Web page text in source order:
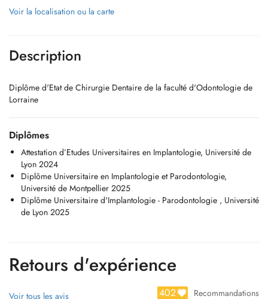
Voir la localisation ou la carte
Description
Diplôme d'Etat de Chirurgie Dentaire de la faculté d'Odontologie de
Lorraine
Diplômes
Attestation d’Etudes Universitaires en Implantologie, Université de
Lyon 2024
Diplôme Universitaire en Implantologie et Parodontologie,
Université de Montpellier 2025
Diplôme Universitaire d'Implantologie - Parodontologie , Université
de Lyon 2025
Retours d'expérience
Voir tous les avis 402 Recommandations